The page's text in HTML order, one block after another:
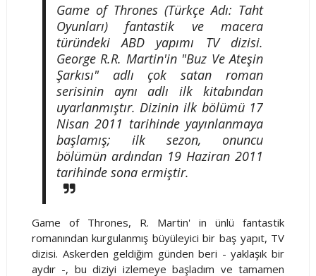
Game of Thrones (Türkçe Adı: Taht
Oyunları) fantastik ve macera
türündeki ABD yapımı TV dizisi.
George R.R. Martin'in "Buz Ve Ateşin
Şarkısı" adlı çok satan roman
serisinin aynı adlı ilk kitabından
uyarlanmıştır. Dizinin ilk bölümü 17
Nisan 2011 tarihinde yayınlanmaya
başlamış; ilk sezon, onuncu
bölümün ardından 19 Haziran 2011
tarihinde sona ermiştir.
Game of Thrones, R. Martin' in ünlü fantastik
romanından kurgulanmış büyüleyici bir baş yapıt, TV
dizisi. Askerden geldiğim günden beri - yaklaşık bir
aydır -, bu diziyi izlemeye başladım ve tamamen